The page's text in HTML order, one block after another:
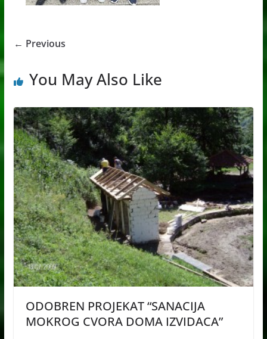
← Previous
You May Also Like
ODOBREN PROJEKAT “SANACIJA
MOKROG CVORA DOMA IZVIDACA”